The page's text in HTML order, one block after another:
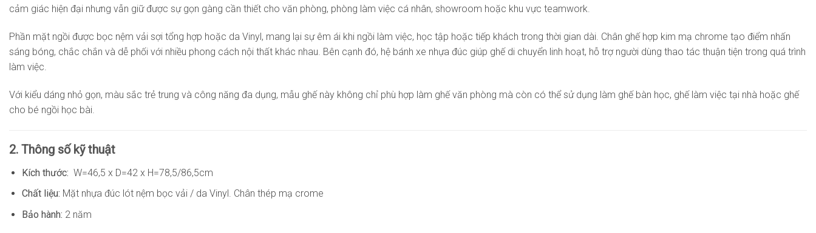
cảm giác hiện đại nhưng vẫn giữ được sự gọn gàng cần thiết cho văn phòng, phòng làm việc cá nhân, showroom hoặc khu vực teamwork.
Phần mặt ngồi được bọc nệm vải sợi tổng hợp hoặc da Vinyl, mang lại sự êm ái khi ngồi làm việc, học tập hoặc tiếp khách trong thời gian dài. Chân ghế hợp kim mạ chrome tạo điểm nhấn
sáng bóng, chắc chắn và dễ phối với nhiều phong cách nội thất khác nhau. Bên cạnh đó, hệ bánh xe nhựa đúc giúp ghế di chuyển linh hoạt, hỗ trợ người dùng thao tác thuận tiện trong quá trình
làm việc.
Với kiểu dáng nhỏ gọn, màu sắc trẻ trung và công năng đa dụng, mẫu ghế này không chỉ phù hợp làm ghế văn phòng mà còn có thể sử dụng làm ghế bàn học, ghế làm việc tại nhà hoặc ghế
cho bé ngồi học bài.
2. Thông số kỹ thuật
Kích thước: W=46,5 x D=42 x H=78,5/86,5cm
Chất liệu: Mặt nhựa đúc lót nệm bọc vải / da Vinyl. Chân thép mạ crome
Bảo hành: 2 năm